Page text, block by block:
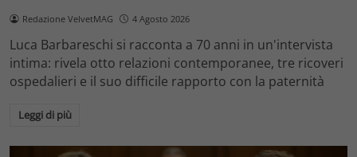
Redazione VelvetMAG 4 Agosto 2026
Luca Barbareschi si racconta a 70 anni in un'intervista
intima: rivela otto relazioni contemporanee, tre ricoveri
ospedalieri e il suo difficile rapporto con la paternità
Leggi di più